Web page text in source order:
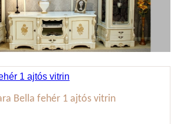
Bella fehér 1 ajtós vitrin